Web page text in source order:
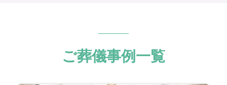
ご葬儀事例一覧